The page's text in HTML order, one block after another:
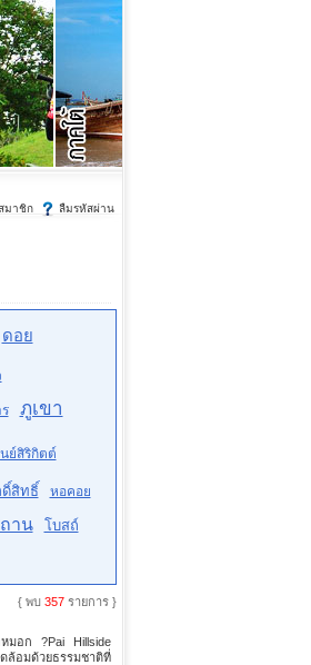
มาชิก ลืมรหัสผ่าน
ดอย
ภูเขา
ย์สิริกิตต์
ดิ์สิทธิ์ หอคอย
าน
โบสถ์
{ พบ 357รายการ }
มอก ?Pai Hillside
ล้อมด้วยธรรมชาติที่